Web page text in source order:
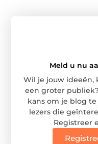
Meld u nu
Wil je jouw ideeën,
een groter
kans om je blog
lezers die
Registreer